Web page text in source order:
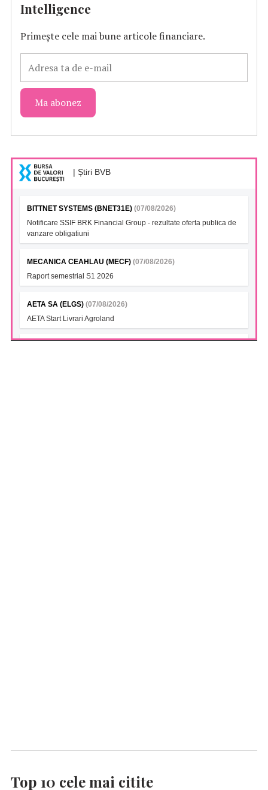
Intelligence
Primește cele mai bune articole financiare.
| Știri BVB
BITTNET SYSTEMS (BNET31E) (07/08/2026)
Notificare SSIF BRK Financial Group - rezultate oferta publica de
vanzare obligatiuni
MECANICA CEAHLAU (MECF) (07/08/2026)
Raport semestrial S1 2026
AETA SA (ELGS) (07/08/2026)
AETA Start Livrari Agroland
Top 10 cele mai citite